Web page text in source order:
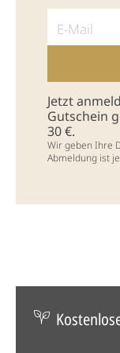
Jetzt
Gutschein
30 €.
Wir geben Ihre
Abmeldung ist